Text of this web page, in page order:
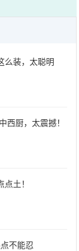
么装，太聪明
西厨，太震撼！
土！
不能忍